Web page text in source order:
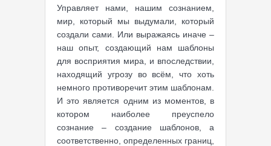
Управляет нами, нашим сознанием,
мир, который мы выдумали, который
создали сами. Или выражаясь иначе –
наш опыт, создающий нам шаблоны
для восприятия мира, и впоследствии,
находящий угрозу во всём, что хоть
немного противоречит этим шаблонам.
И это является одним из моментов, в
котором наиболее преуспело
сознание – создание шаблонов, а
соответственно, определенных границ,